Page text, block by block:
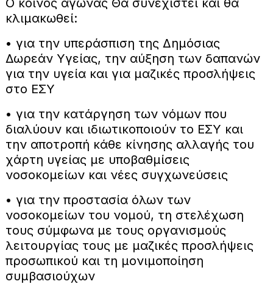
κλιμακωθεί:
• για την υπεράσπιση της Δημόσιας
Δωρεάν Υγείας, την αύξηση των δαπανών
για την υγεία και για μαζικές προσλήψεις
στο ΕΣΥ
• για την κατάργηση των νόμων που
διαλύουν και ιδιωτικοποιούν το ΕΣΥ και
την αποτροπή κάθε κίνησης αλλαγής του
χάρτη υγείας με υποβαθμίσεις
νοσοκομείων και νέες συγχωνεύσεις
• για την προστασία όλων των
νοσοκομείων του νομού, τη στελέχωση
τους σύμφωνα με τους οργανισμούς
λειτουργίας τους με μαζικές προσλήψεις
προσωπικού και τη μονιμοποίηση
συμβασιούχων